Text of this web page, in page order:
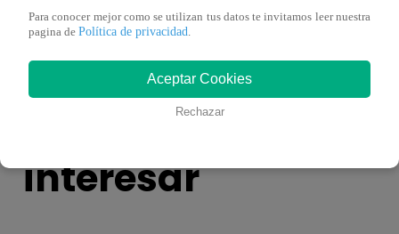
galería en San Juan de Lurigancho
También te puede
interesar
Para conocer mejor como se utilizan tus datos te invitamos leer nuestra
pagina de Política de privacidad.
Aceptar Cookies
Rechazar